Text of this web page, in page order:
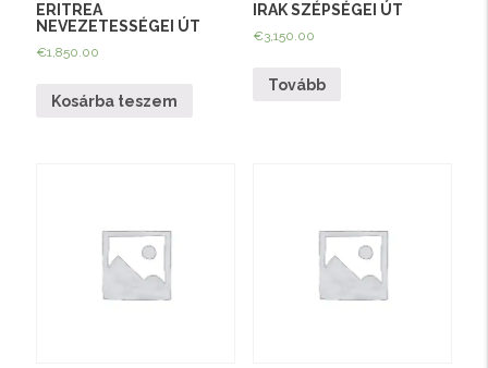
ERITREA
NEVEZETESSÉGEI ÚT
€1,850.00
Kosárba teszem
IRAK SZÉPSÉGEI ÚT
€3,150.00
Tovább